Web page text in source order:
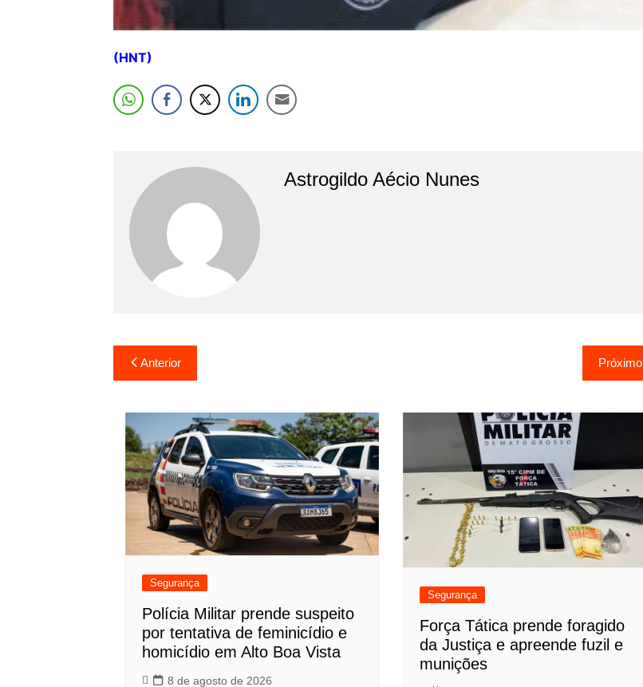
(HNT)
Astrogildo Aécio Nunes
Navegação
de
Post
Anterior Próximo
Segurança
Polícia Militar prende suspeito
por tentativa de feminicídio e
homicídio em Alto Boa Vista
8 de agosto de 2026
Segurança
Força Tática prende foragido
da Justiça e apreende fuzil e
munições